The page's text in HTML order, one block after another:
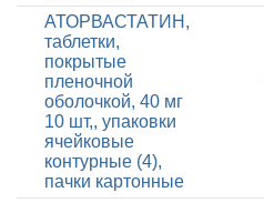
АТОРВАСТАТИН,
таблетки,
покрытые
пленочной
оболочкой, 40 мг
10 шт,, упаковки
ячейковые
контурные (4),
пачки картонные